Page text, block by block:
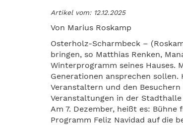
Artikel vom: 12.12.2025
Von Marius Roskamp
Osterholz-Scharmbeck –
bringen, so Matthias Renken,
Winterprogramm seines Hauses.
Generationen ansprechen
Veranstaltern und den
Veranstaltungen in der Stadthalle
Am 7. Dezember, heißt es:
Programm Feliz Navidad auf die